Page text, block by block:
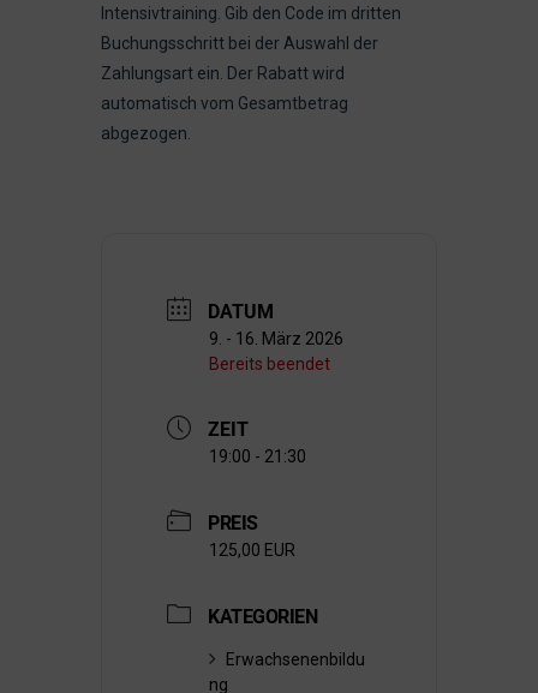
Intensivtraining. Gib den Code im dritten
Buchungsschritt bei der Auswahl der
Zahlungsart ein. Der Rabatt wird
automatisch vom Gesamtbetrag
abgezogen.
DATUM
9. - 16. März 2026
Bereits beendet
ZEIT
19:00 - 21:30
PREIS
125,00 EUR
KATEGORIEN
Erwachsenenbildu
ng